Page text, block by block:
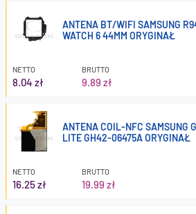
ANTENA BT/WIFI SAMSUNG
WATCH 6 44MM ORYGINAŁ
NETTO
8.04 zł
BRUTTO
9.89 zł
ANTENA COIL-NFC SAMSUNG
LITE GH42-06475A ORYGINAŁ
NETTO
16.25 zł
BRUTTO
19.99 zł